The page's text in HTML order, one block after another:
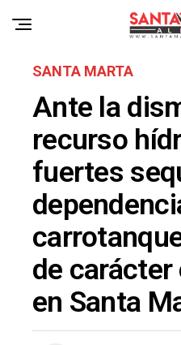
SANTA MARTA
Ante la
recurso
fuertes
de
en Santa